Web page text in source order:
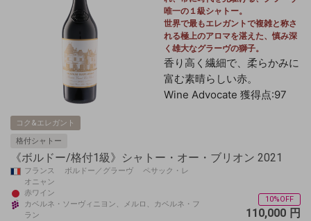
唯一の１級シャトー。
世界で最もエレガントで複雑と称さ
れる極上のアロマを湛えた、慎み深
く雄大なグラーヴの獅子。
香り高く繊細で、柔らかみに
富む素晴らしい赤。
Wine Advocate 獲得点:97
コク&エレガント
格付シャトー
《ボルドー/格付1級》シャトー・オー・ブリオン 2021
フランス ボルドー／グラーヴ ペサック・レ
オニャン
赤ワイン
カベルネ・ソーヴィニヨン、メルロ、カベルネ・フ
ラン
10%OFF
110,000 円